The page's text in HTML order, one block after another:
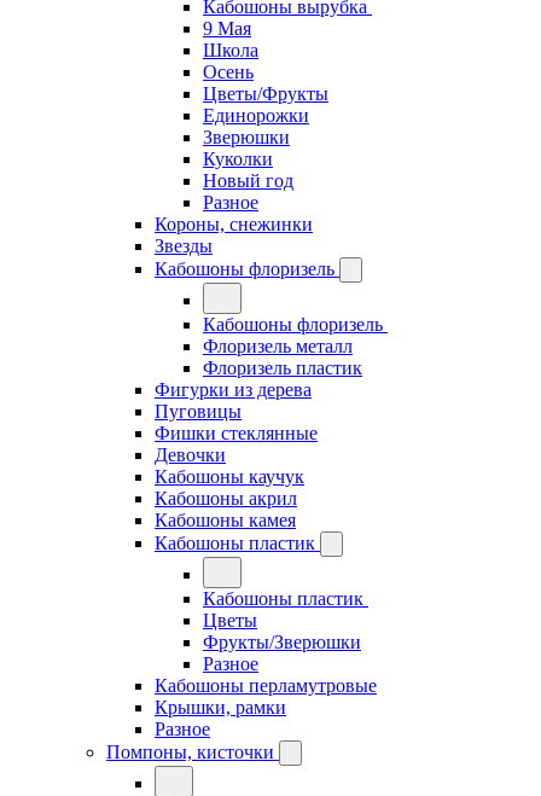
Кабошоны вырубка
9 Мая
Школа
Осень
Цветы/Фрукты
Единорожки
Зверюшки
Куколки
Новый год
Разное
Короны, снежинки
Звезды
Кабошоны флоризель
Кабошоны флоризель
Флоризель металл
Флоризель пластик
Фигурки из дерева
Пуговицы
Фишки стеклянные
Девочки
Кабошоны каучук
Кабошоны акрил
Кабошоны камея
Кабошоны пластик
Кабошоны пластик
Цветы
Фрукты/Зверюшки
Разное
Кабошоны перламутровые
Крышки, рамки
Разное
Помпоны, кисточки